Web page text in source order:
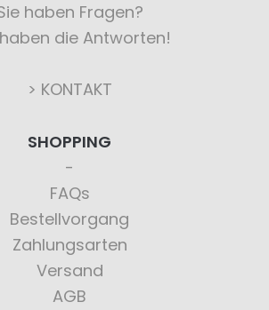
haben Fragen?
die Antworten!
> KONTAKT
SHOPPING
FAQs
Bestellvorgang
Zahlungsarten
Versand
AGB